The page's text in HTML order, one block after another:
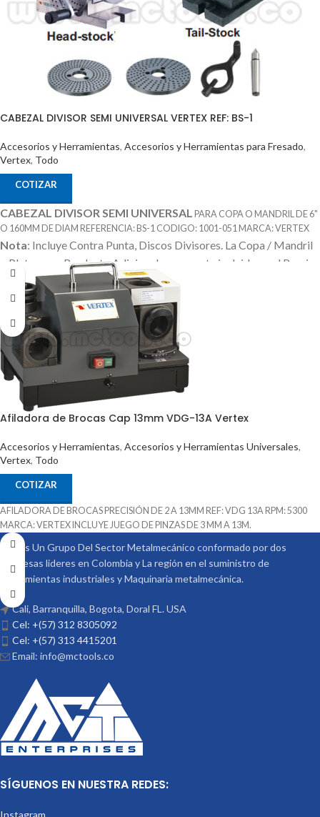
CABEZAL DIVISOR SEMI UNIVERSAL VERTEX REF: BS-1
Accesorios y Herramientas, Accesorios y Herramientas para Fresado,
Vertex, Todo
COTIZAR
CABEZAL DIVISOR SEMI UNIVERSAL PARA COPA O MANDRIL DE 6"
O 160MM DE DIAM REFERENCIA: BS-1 CODIGO: 1001-051 MARCA: VERTEX
Nota: Incluye Contra Punta, Discos Divisores. La Copa / Mandril
o Plato es un Producto Adicional que no esta incluido en el Precio
Afiladora de Brocas Cap 13mm VDG-13A Vertex
Accesorios y Herramientas, Accesorios y Herramientas Universales,
Vertex, Todo
COTIZAR
AFILADORA DE BROCAS PRECISIÓN DE 2 A 13MM REF: VDG 13A RPM: 5300
MARCA: VERTEX INCLUYE JUEGO DE PINZAS DE 3 MM A 13M.
Somos Un Grupo Del Sector Metalmecánico conformado por dos
empresas lideres en Colombia y La región en el suministro de
Herramientas industriales y Maquinaria metalmecánica.
Cali, Barranquilla, Bogota, Doral FL. USA
Cel: +(57) 312 8305092
Cel: +(57) 313 4415201
Email: info@mctools.co
SÍGUENOS EN NUESTRA REDES:
Instagram